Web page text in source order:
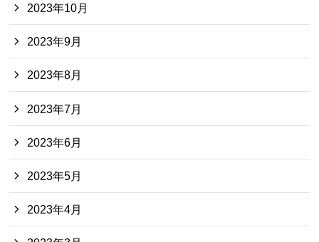
2023年10月
2023年9月
2023年8月
2023年7月
2023年6月
2023年5月
2023年4月